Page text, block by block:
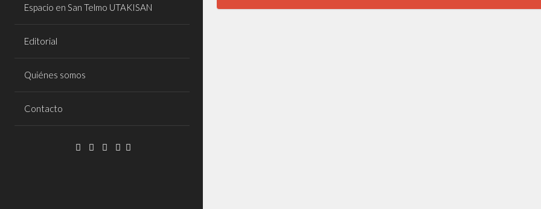
Espacio en San Telmo UTAKISAN
Editorial
Quiénes somos
Contacto
Facebook
TwitterInstagram
Email